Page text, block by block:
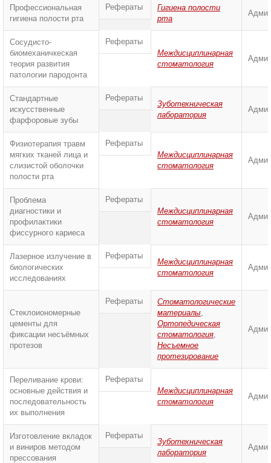
Профессиональная
гигиена полости рта
Рефераты
Гигиена полости
рта
Сосудисто-
биомеханичкеская
теория развития
патологии пародонта
Рефераты
Междисциплинарная
стоматология
Стандартные
искусственные
фарфоровые зубы
Рефераты
Зуботехническая
лаборатория
Физиотерапия травм
мягких тканей лица и
слизистой оболочки
полости рта
Рефераты
Междисциплинарная
стоматология
Проблема
диагностики и
профилактики
фиссурного кариеса
Рефераты
Междисциплинарная
стоматология
Лазерное излучение в
биологических
исследованиях
Рефераты
Междисциплинарная
стоматология
Стеклоиономерные
цементы для
фиксации несъёмных
протезов
Рефераты
Стоматологические
материалы,
Ортопедическая
стоматология,
Несъемное
протезирование
Переливание крови:
основные действия и
последовательность
их выполнения
Рефераты
Междисциплинарная
стоматология
Изготовление вкладок
и виниров методом
прессования
Рефераты
Зуботехническая
лаборатория